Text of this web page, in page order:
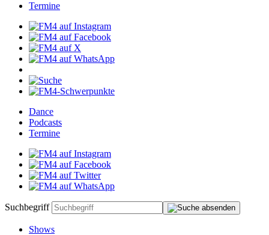
Termine
Dance
Podcasts
Termine
Suchbegriff
Shows